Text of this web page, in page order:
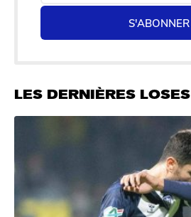
S'ABONNER
LES DERNIÈRES LOSES